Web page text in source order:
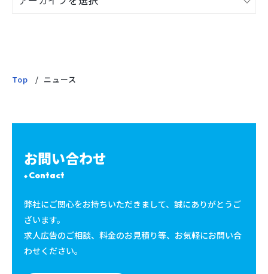
Top ニュース
お問い合わせ
Contact
弊社にご関心をお持ちいただきまして、誠にありがとうご
ざいます。
求人広告のご相談、料金のお見積り等、お気軽にお問い合
わせください。